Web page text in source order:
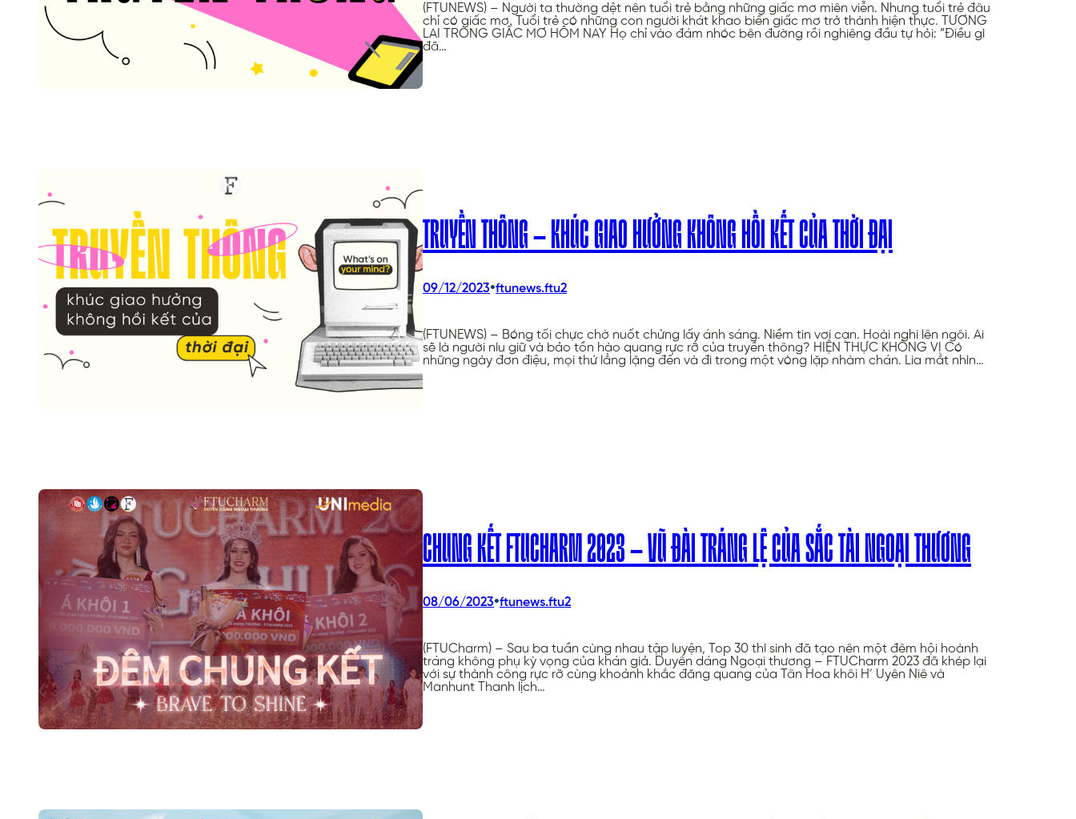
(FTUNEWS) – Người ta thường dệt nên tuổi trẻ bằng những giấc mơ miên viễn. Nhưng tuổi trẻ đâu
chỉ có giấc mơ. Tuổi trẻ có những con người khát khao biến giấc mơ trở thành hiện thực. TƯƠNG
LAI TRONG GIẤC MƠ HÔM NAY Họ chỉ vào đám nhóc bên đường rồi nghiêng đầu tự hỏi: “Điều gì
đã…
TRUYỀN THÔNG – KHÚC GIAO HƯỞNG KHÔNG HỒI KẾT CỦA THỜI ĐẠI
09/12/2023•ftunews.ftu2
(FTUNEWS) – Bóng tối chực chờ nuốt chửng lấy ánh sáng. Niềm tin vơi cạn. Hoài nghi lên ngôi. Ai
sẽ là người níu giữ và bảo tồn hào quang rực rỡ của truyền thông? HIỆN THỰC KHÔNG VỊ Có
những ngày đơn điệu, mọi thứ lẳng lặng đến và đi trong một vòng lặp nhàm chán. Lia mắt nhìn…
CHUNG KẾT FTUCHARM 2023 – VŨ ĐÀI TRÁNG LỆ CỦA SẮC TÀI NGOẠI THƯƠNG
08/06/2023•ftunews.ftu2
(FTUCharm) – Sau ba tuần cùng nhau tập luyện, Top 30 thí sinh đã tạo nên một đêm hội hoành
tráng không phụ kỳ vọng của khán giả. Duyên dáng Ngoại thương – FTUCharm 2023 đã khép lại
với sự thành công rực rỡ cùng khoảnh khắc đăng quang của Tân Hoa khôi H’ Uyên Niê và
Manhunt Thanh lịch…